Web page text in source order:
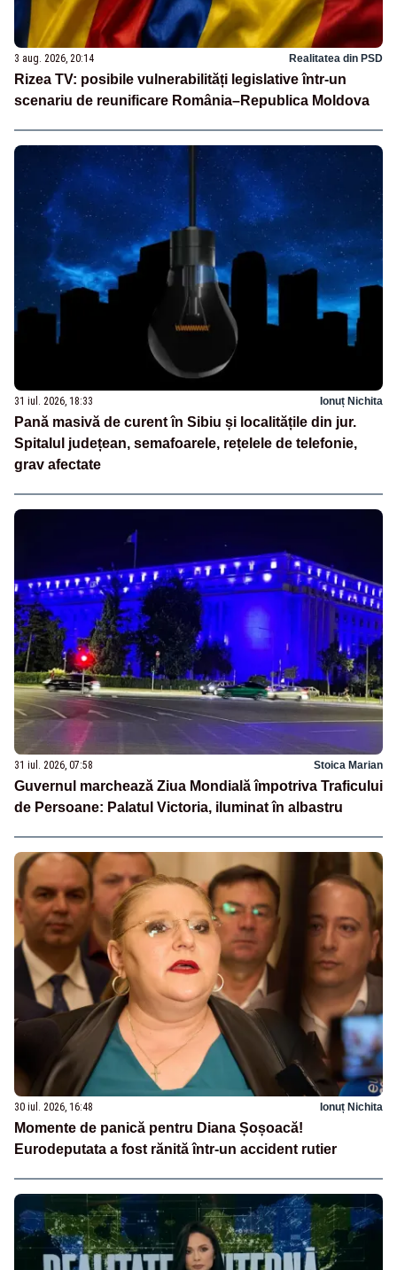
3 aug. 2026, 20:14 Realitatea din PSD
Rizea TV: posibile vulnerabilități legislative într-un
scenariu de reunificare România–Republica Moldova
31 iul. 2026, 18:33 Ionuț Nichita
Pană masivă de curent în Sibiu și localitățile din jur.
Spitalul județean, semafoarele, rețelele de telefonie,
grav afectate
31 iul. 2026, 07:58 Stoica Marian
Guvernul marchează Ziua Mondială împotriva Traficului
de Persoane: Palatul Victoria, iluminat în albastru
30 iul. 2026, 16:48 Ionuț Nichita
Momente de panică pentru Diana Șoșoacă!
Eurodeputata a fost rănită într-un accident rutier